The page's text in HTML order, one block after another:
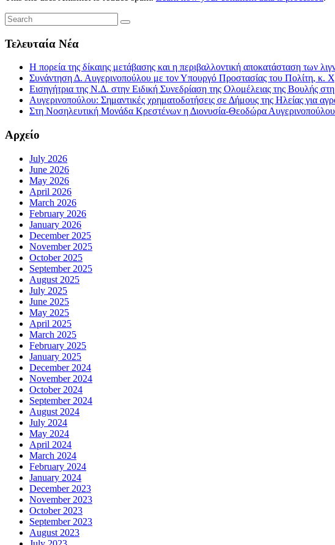
Τελευταία Νέα
Η πορεία της δίκαιης μετάβασης και η περιβαλλοντική αποκατάσταση των
Συνάντηση Δ. Αυγερινοπούλου με τον Υπουργό Προστασίας του Πολίτη,
Εισηγήτρια της Ν.Δ. στην Ειδική Συνεδρίαση της Ολομέλειας της Βουλής
Αυγερινοπούλου: Σημαντικές χρηματοδοτήσεις σε Δήμους της Ηλείας για
Στη Νοσηλευτική Μονάδα Κρεστένων η Διονυσία-Θεοδώρα Αυγερινοπούλου
Αρχείο
July 2026
June 2026
May 2026
April 2026
March 2026
February 2026
January 2026
December 2025
November 2025
October 2025
September 2025
August 2025
July 2025
June 2025
May 2025
April 2025
March 2025
February 2025
January 2025
December 2024
November 2024
October 2024
September 2024
August 2024
July 2024
May 2024
April 2024
March 2024
February 2024
January 2024
December 2023
November 2023
October 2023
September 2023
August 2023